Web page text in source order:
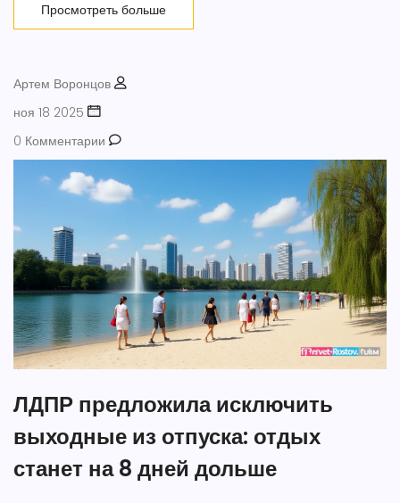
Просмотреть больше
Артем Воронцов
ноя 18 2025
0 Комментарии
ЛДПР предложила исключить
выходные из отпуска: отдых
станет на 8 дней дольше